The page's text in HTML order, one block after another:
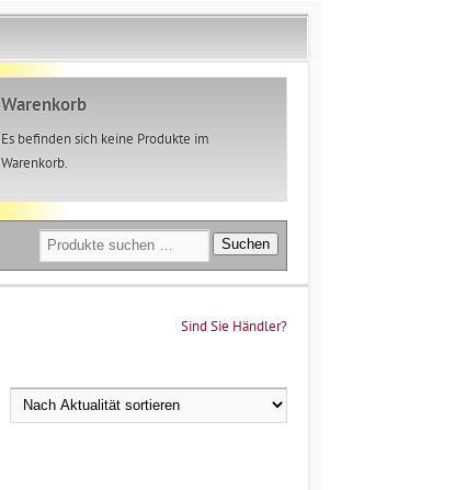
Warenkorb
Es befinden sich keine Produkte im
Warenkorb.
Suchen
nach:
Suchen
Sind Sie Händler?